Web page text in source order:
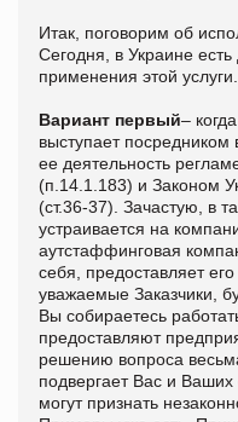
Итак, поговорим об
Сегодня, в Украине
применения этой услуги.
Вариант первый–
выступает посредником
ее деятельность
(п.14.1.183) и Законом
(ст.36-37). Зачастую, в
устраивается на
аутстаффинговая
себя, предоставляет
уважаемые Заказчики,
Вы собираетесь
предоставляют
решению вопроса
подвергает Вас и Ваших
могут признать